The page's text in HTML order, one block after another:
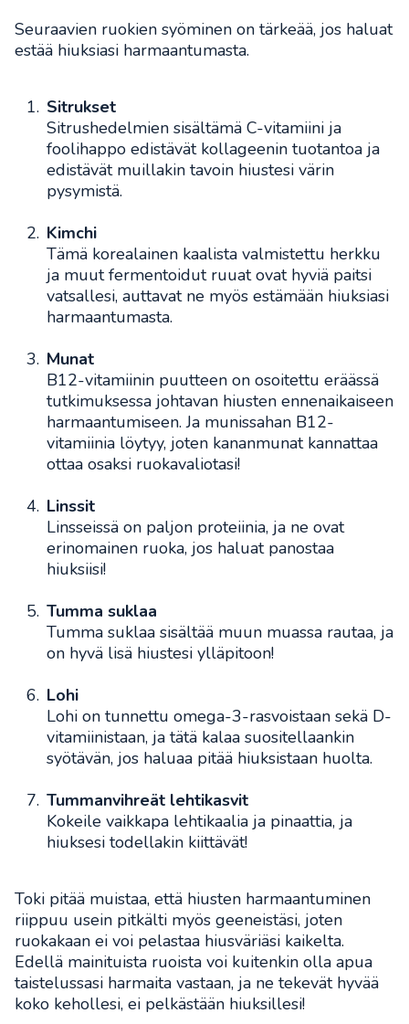
Seuraavien ruokien syöminen on tärkeää, jos haluat
estää hiuksiasi harmaantumasta.
Sitrukset
Sitrushedelmien sisältämä C-vitamiini ja
foolihappo edistävät kollageenin tuotantoa ja
edistävät muillakin tavoin hiustesi värin
pysymistä.
Kimchi
Tämä korealainen kaalista valmistettu herkku
ja muut fermentoidut ruuat ovat hyviä paitsi
vatsallesi, auttavat ne myös estämään hiuksiasi
harmaantumasta.
Munat
B12-vitamiinin puutteen on osoitettu eräässä
tutkimuksessa johtavan hiusten ennenaikaiseen
harmaantumiseen. Ja munissahan B12-
vitamiinia löytyy, joten kananmunat kannattaa
ottaa osaksi ruokavaliotasi!
Linssit
Linsseissä on paljon proteiinia, ja ne ovat
erinomainen ruoka, jos haluat panostaa
hiuksiisi!
Tumma suklaa
Tumma suklaa sisältää muun muassa rautaa, ja
on hyvä lisä hiustesi ylläpitoon!
Lohi
Lohi on tunnettu omega-3-rasvoistaan sekä D-
vitamiinistaan, ja tätä kalaa suositellaankin
syötävän, jos haluaa pitää hiuksistaan huolta.
Tummanvihreät lehtikasvit
Kokeile vaikkapa lehtikaalia ja pinaattia, ja
hiuksesi todellakin kiittävät!
Toki pitää muistaa, että hiusten harmaantuminen
riippuu usein pitkälti myös geeneistäsi, joten
ruokakaan ei voi pelastaa hiusväriäsi kaikelta.
Edellä mainituista ruoista voi kuitenkin olla apua
taistelussasi harmaita vastaan, ja ne tekevät hyvää
koko kehollesi, ei pelkästään hiuksillesi!